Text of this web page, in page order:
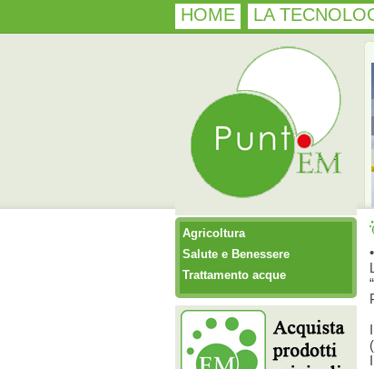
HOME LA
Agricoltura
Salute e Benessere
Trattamento acque